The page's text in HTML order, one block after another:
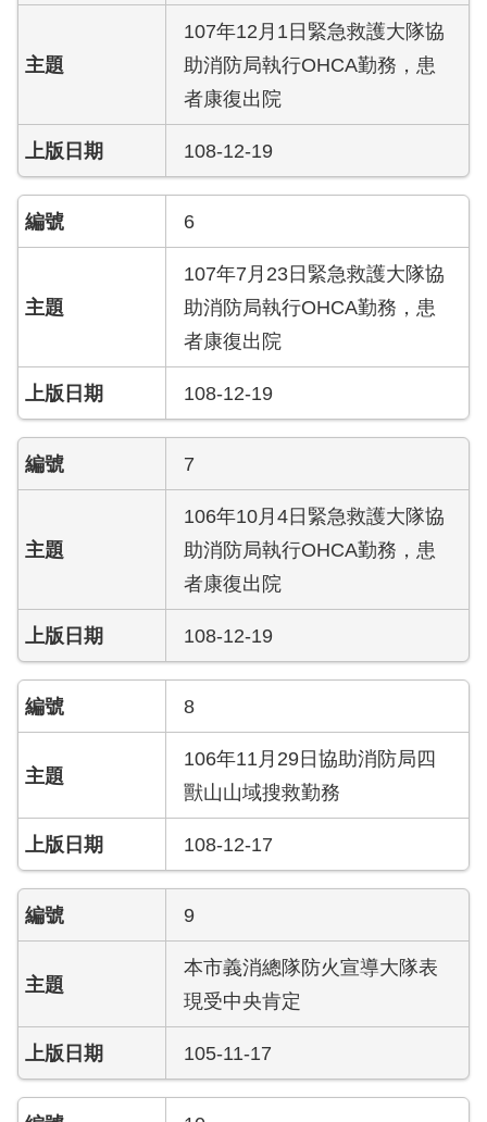
應
榮
榜
聯
資
訊
相
關
連
結
法
區
揭
弊
者
護
區
人
資
保
專
區
性
107年12月1日緊急救護大隊協
助消防局執行OHCA勤務，患
者康復出院
108-12-19
6
107年7月23日緊急救護大隊協
助消防局執行OHCA勤務，患
者康復出院
108-12-19
7
106年10月4日緊急救護大隊協
助消防局執行OHCA勤務，患
者康復出院
108-12-19
8
106年11月29日協助消防局四
獸山山域搜救勤務
108-12-17
9
本市義消總隊防火宣導大隊表
現受中央肯定
105-11-17